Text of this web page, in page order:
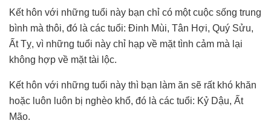
Kết hôn với những tuổi này bạn chỉ có một cuộc sống trung
bình mà thôi, đó là các tuổi: Đinh Mùi, Tân Hợi, Quý Sửu,
Ất Tỵ, vì những tuổi này chỉ hạp về mặt tình cảm mà lại
không hợp về mặt tài lộc.
Kết hôn với những tuổi này thì bạn làm ăn sẽ rất khó khăn
hoặc luôn luôn bị nghèo khổ, đó là các tuổi: Kỷ Dậu, Ất
Mão.